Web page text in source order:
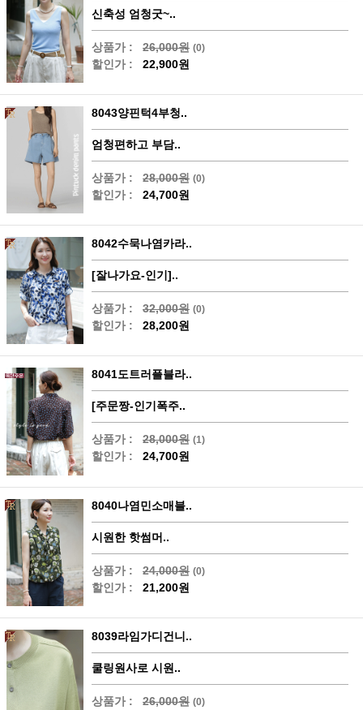
신축성 엄청굿~..
상품가 : 26,000원 (0)
할인가 : 22,900원
8043양핀턱4부청..
엄청편하고 부담..
상품가 : 28,000원 (0)
할인가 : 24,700원
8042수묵나염카라..
[잘나가요-인기]..
상품가 : 32,000원 (0)
할인가 : 28,200원
8041도트러플블라..
[주문짱-인기폭주..
상품가 : 28,000원 (1)
할인가 : 24,700원
8040나염민소매블..
시원한 핫썸머..
상품가 : 24,000원 (0)
할인가 : 21,200원
8039라임가디건니..
쿨링원사로 시원..
상품가 : 26,000원 (0)